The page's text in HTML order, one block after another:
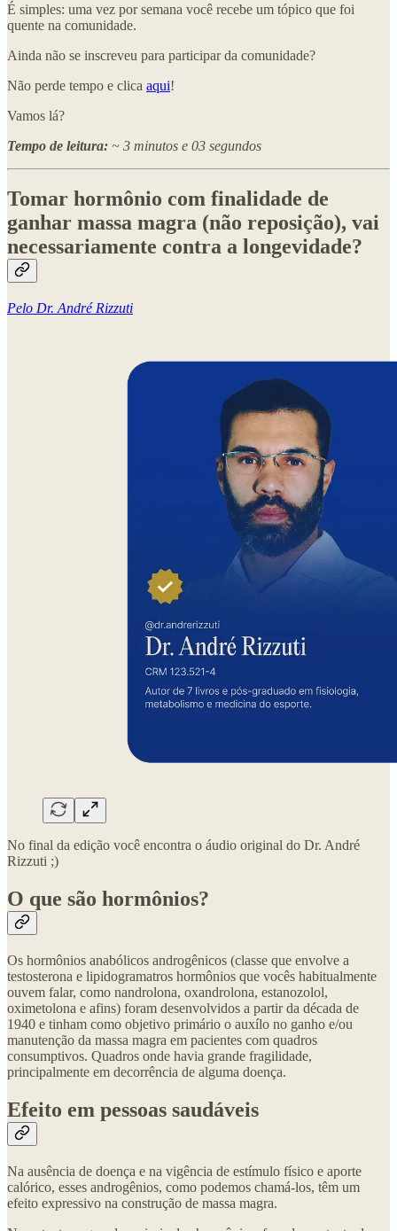
É simples: uma vez por semana você recebe um tópico que foi
quente na comunidade.
Ainda não se inscreveu para participar da comunidade?
Não perde tempo e clica aqui!
Vamos lá?
Tempo de leitura: ~ 3 minutos e 03 segundos
Tomar hormônio com finalidade de
ganhar massa magra (não reposição), vai
necessariamente contra a longevidade?
Pelo Dr. André Rizzuti
No final da edição você encontra o áudio original do Dr. André
Rizzuti ;)
O que são hormônios?
Os hormônios anabólicos androgênicos (classe que envolve a
testosterona e lipidogramatros hormônios que vocês habitualmente
ouvem falar, como nandrolona, oxandrolona, estanozolol,
oximetolona e afins) foram desenvolvidos a partir da década de
1940 e tinham como objetivo primário o auxílo no ganho e/ou
manutenção da massa magra em pacientes com quadros
consumptivos. Quadros onde havia grande fragilidade,
principalmente em decorrência de alguma doença.
Efeito em pessoas saudáveis
Na ausência de doença e na vigência de estímulo físico e aporte
calórico, esses androgênios, como podemos chamá-los, têm um
efeito expressivo na construção de massa magra.